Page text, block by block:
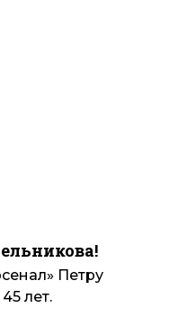
Петру
лет.